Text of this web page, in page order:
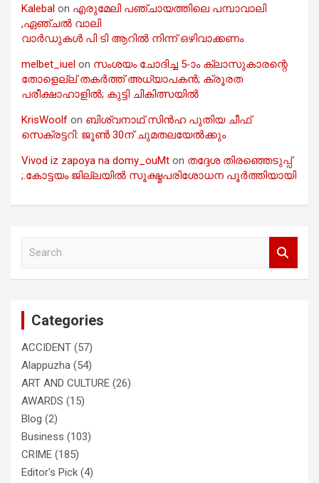
Kalebal on എരുമേലി പഞ്ചായത്തിലെ പമ്പാവാലി
,ഏഞ്ചൽ വാലി
വാർഡുകൾ പി ടി ആറിൽ നിന്ന് ഒഴിവാക്കണം
melbet_iuel on സംശയം ചോദിച്ച 5-ാം ക്ലാസുകാരന്റെ
തോളെല്ല് തകർത്ത് അധ്യാപകൻ; ക്രൂരത
പരീക്ഷാഹാളിൽ; കുട്ടി ചികിത്സയിൽ
KrisWoolf on ബിശ്വനാഥ് സിൻഹ പുതിയ ചീഫ്
സെക്രട്ടറി: ജൂൺ 30ന് ചുമതലയേൽക്കും
Vivod iz zapoya na domy_ouMt on തദ്ദേശ തിരഞ്ഞെടുപ്പ്
;.കോട്ടയം ജില്ലയിൽ സൂക്ഷ്മപരിശോധന പൂർത്തിയായി
Categories
ACCIDENT (57)
Alappuzha (54)
ART AND CULTURE (26)
AWARDS (15)
Blog (2)
Business (103)
CRIME (185)
Editor's Pick (4)